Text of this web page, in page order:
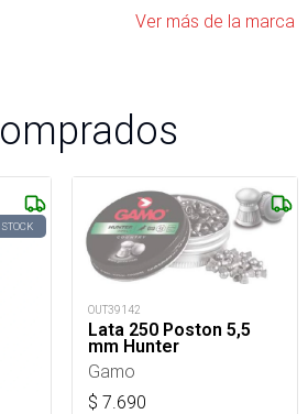
Ver más de la marca
OUT39142
Lata 250 Poston 5,5
mm Hunter
Gamo
$ 7.690